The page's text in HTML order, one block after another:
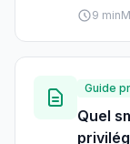
2026.
ne plus
9 min
Guide
Quel